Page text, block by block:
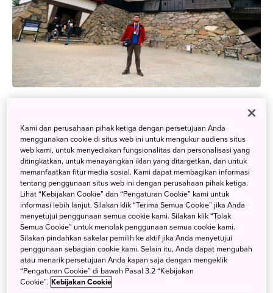
30 Maret 2021 Ashari Yudha
Cari
Categories
Semua
Kami dan perusahaan pihak ketiga dengan persetujuan Anda
menggunakan cookie di situs web ini untuk mengukur audiens situs
web kami, untuk menyediakan fungsionalitas dan personalisasi yang
ditingkatkan, untuk menayangkan iklan yang ditargetkan, dan untuk
memanfaatkan fitur media sosial. Kami dapat membagikan informasi
tentang penggunaan situs web ini dengan perusahaan pihak ketiga.
Lihat “Kebijakan Cookie” dan “Pengaturan Cookie” kami untuk
informasi lebih lanjut. Silakan klik “Terima Semua Cookie” jika Anda
menyetujui penggunaan semua cookie kami. Silakan klik “Tolak
Semua Cookie” untuk menolak penggunaan semua cookie kami.
Silakan pindahkan sakelar pemilih ke aktif jika Anda menyetujui
penggunaan sebagian cookie kami. Selain itu, Anda dapat mengubah
atau menarik persetujuan Anda kapan saja dengan mengeklik
“Pengaturan Cookie” di bawah Pasal 3.2 “Kebijakan
Cookie”. Kebijakan Cookie